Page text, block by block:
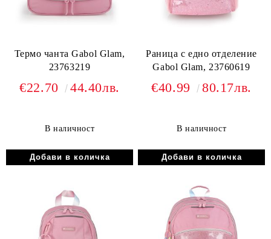
Термо чанта Gabol Glam,
23763219
€22.70 44.40лв.
В наличност
Раница с едно отделение
Gabol Glam, 23760619
€40.99 80.17лв.
В наличност